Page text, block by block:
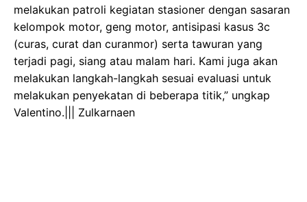
melakukan patroli kegiatan stasioner dengan sasaran
kelompok motor, geng motor, antisipasi kasus 3c
(curas, curat dan curanmor) serta tawuran yang
terjadi pagi, siang atau malam hari. Kami juga akan
melakukan langkah-langkah sesuai evaluasi untuk
melakukan penyekatan di beberapa titik,” ungkap
Valentino.||| Zulkarnaen